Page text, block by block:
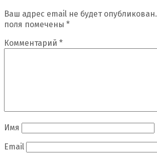
Ваш адрес email не будет опубликован.
поля помечены *
Комментарий *
Имя
Email